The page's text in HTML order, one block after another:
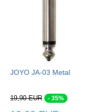
JOYO JA-03 Metal
19,90 EUR - 35%